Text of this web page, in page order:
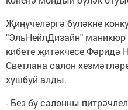
Җиңүчеләргә бүләкне
"ЭльНейлДизайн" маникюр
кибете җитәкчесе
Светлана салон
хушбуй алды.
- Без бу салонны